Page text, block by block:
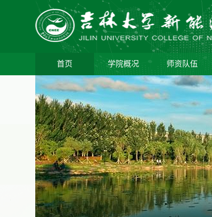
首页 学院概况 师资队伍